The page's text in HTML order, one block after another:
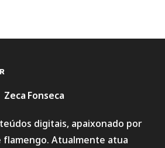
Zeca Fonseca
digitais, apaixonado por
flamengo. Atualmente atua